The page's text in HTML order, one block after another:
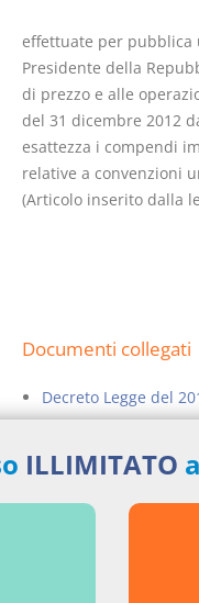
effettuate per pubblica
Presidente della
di prezzo e alle
del 31 dicembre 2012
esattezza i compendi
relative a convenzioni
(Articolo inserito dalla
Documenti collegati
Decreto Legge del
ILLIMITATO